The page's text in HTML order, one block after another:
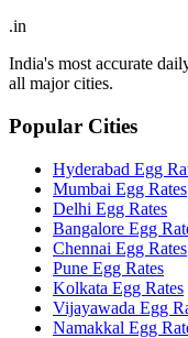
.in
India's most accurate
all major cities.
Popular Cities
Hyderabad Egg
Mumbai Egg Rates
Delhi Egg Rates
Bangalore Egg
Chennai Egg Rates
Pune Egg Rates
Kolkata Egg Rates
Vijayawada Egg
Namakkal Egg